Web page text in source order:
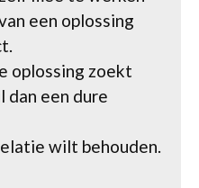
een oplossing
oplossing zoekt
dan een dure
wilt behouden.